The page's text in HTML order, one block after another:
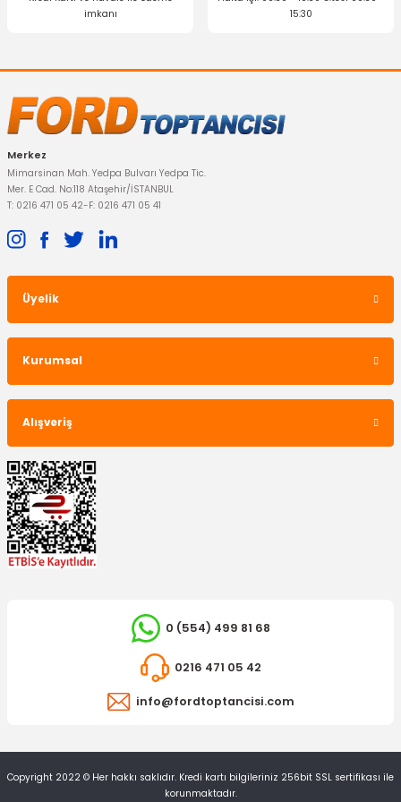
İTHAL ÜRÜN
350,00 TL
Ön Sinyal Lambası Mondeo Beyaz Sol
imkanı
15:30
Merkez
Mimarsinan Mah. Yedpa Bulvarı Yedpa Tic.
Mer. E Cad. No:118 Ataşehir/İSTANBUL
T: 0216 471 05 42-F: 0216 471 05 41
Üyelik
Kurumsal
Alışveriş
0 (554) 499 81 68
0216 471 05 42
info@fordtoptancisi.com
Copyright 2022 © Her hakkı saklıdır. Kredi kartı bilgileriniz 256bit SSL sertifikası ile
korunmaktadır.